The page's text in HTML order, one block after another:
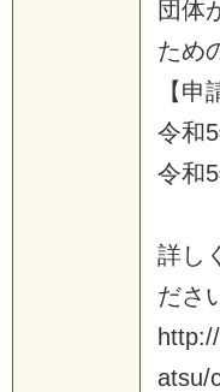
団体
ため
【申
令和5
令和5
詳し く
ださ
http://
atsu/